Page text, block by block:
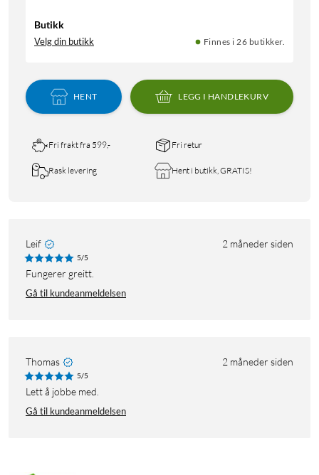
Butikk
Velg din butikk Finnes i 26 butikker.
HENT LEGG I HANDLEKURV
Fri frakt fra 599,- Fri retur
Rask levering Hent i butikk, GRATIS!
Leif 2 måneder siden
5/5
Fungerer greitt.
Gå til kundeanmeldelsen
Thomas 2 måneder siden
5/5
Lett å jobbe med.
Gå til kundeanmeldelsen